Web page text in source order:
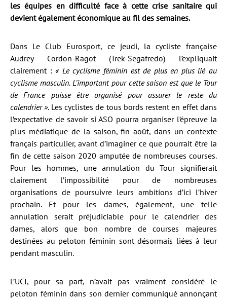
les équipes en difficulté face à cette crise sanitaire qui
devient également économique au fil des semaines.
Dans Le Club Eurosport, ce jeudi, la cycliste française
Audrey Cordon-Ragot (Trek-Segafredo) l’expliquait
clairement :« Le cyclisme féminin est de plus en plus lié au
cyclisme masculin. L’important pour cette saison est que le Tour
de France puisse être organisé pour assurer le reste du
calendrier ». Les cyclistes de tous bords restent en effet dans
l’expectative de savoir si ASO pourra organiser l’épreuve la
plus médiatique de la saison, fin août, dans un contexte
français particulier, avant d’imaginer ce que pourrait être la
fin de cette saison 2020 amputée de nombreuses courses.
Pour les hommes, une annulation du Tour signifierait
clairement l’impossibilité pour de nombreuses
organisations de poursuivre leurs ambitions d’ici l’hiver
prochain. Et pour les dames, également, une telle
annulation serait préjudiciable pour le calendrier des
dames, alors que bon nombre de courses majeures
destinées au peloton féminin sont désormais liées à leur
pendant masculin.
L’UCI, pour sa part, n’avait pas vraiment considéré le
peloton féminin dans son dernier communiqué annonçant